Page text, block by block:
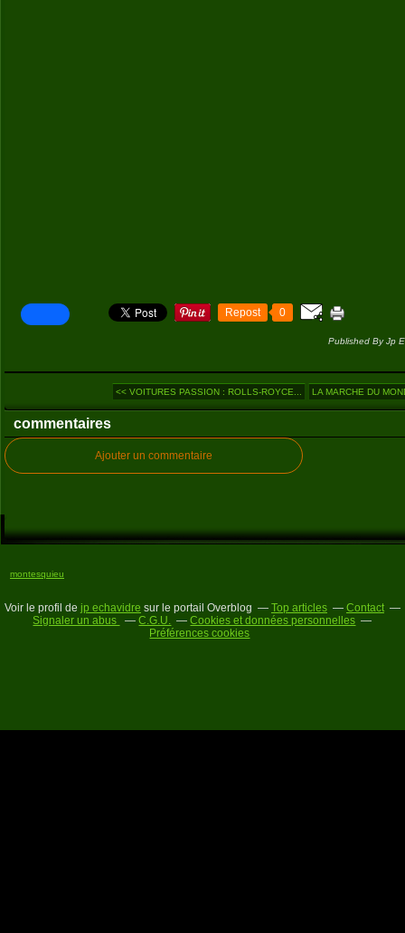
Repost 0
Published By Jp
<< VOITURES PASSION : ROLLS-ROYCE... LA MARCHE DU
commentaires
Ajouter un commentaire
montesquieu
Voir le profil de jp echavidre sur le portail Overblog Top articles
Contact
Signaler un abus
C.G.U.
Cookies et données personnelles
Préférences cookies